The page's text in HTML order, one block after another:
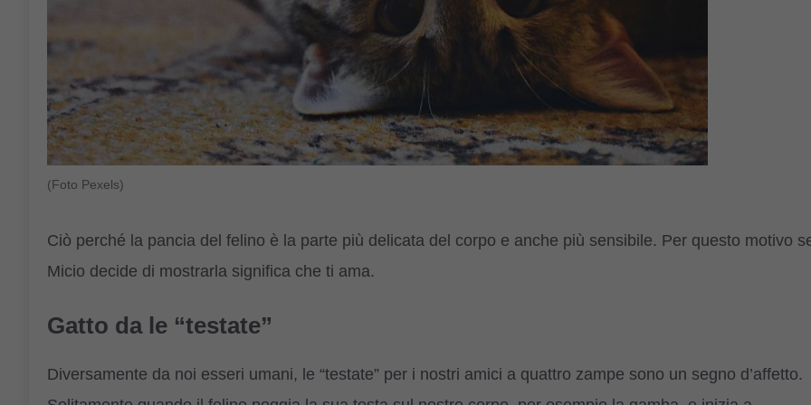
(Foto Pexels)
Ciò perché la pancia del felino è la parte più delicata del corpo e anche più sensibile. Per questo motivo
Micio decide di mostrarla significa che ti ama.
Gatto da le “testate”
Diversamente da noi esseri umani, le “testate” per i nostri amici a quattro zampe sono un segno d’affetto.